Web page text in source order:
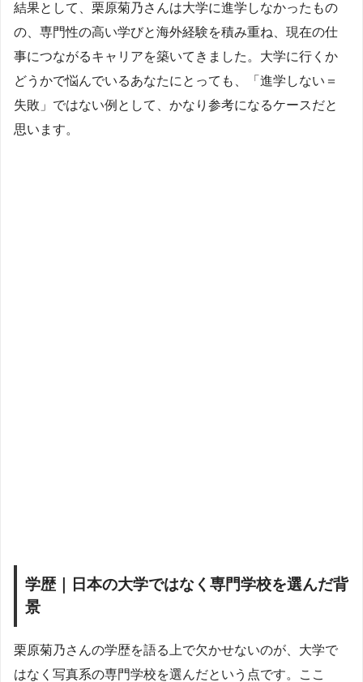
結果として、栗原菊乃さんは大学に進学しなかったもの
の、専門性の高い学びと海外経験を積み重ね、現在の仕
事につながるキャリアを築いてきました。大学に行くか
どうかで悩んでいるあなたにとっても、「進学しない＝
失敗」ではない例として、かなり参考になるケースだと
思います。
学歴｜日本の大学ではなく専門学校を選んだ背
景
栗原菊乃さんの学歴を語る上で欠かせないのが、大学で
はなく写真系の専門学校を選んだという点です。ここ